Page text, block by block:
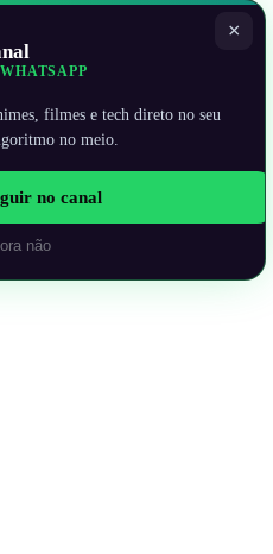
×
filmes e tech direto no seu
no meio.
no canal
não